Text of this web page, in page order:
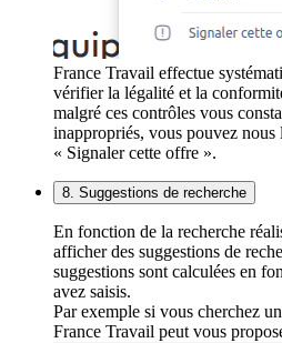
France Travail effectue
vérifier la légalité et la
malgré ces contrôles vous
inappropriés, vous pouvez
« Signaler cette offre ».
8. Suggestions de recherche
En fonction de la recherche
afficher des suggestions de
suggestions sont calculées en
avez saisis.
Par exemple si vous cherchez
France Travail peut vous